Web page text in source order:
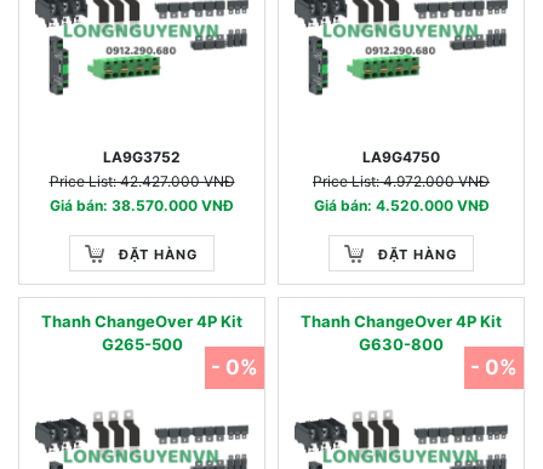
LA9G3752
Price List: 42.427.000 VNĐ
Giá bán: 38.570.000 VNĐ
ĐẶT HÀNG
LA9G4750
Price List: 4.972.000 VNĐ
Giá bán: 4.520.000 VNĐ
ĐẶT HÀNG
Thanh ChangeOver 4P Kit
G265-500
- 0%
Thanh ChangeOver 4P Kit
G630-800
- 0%